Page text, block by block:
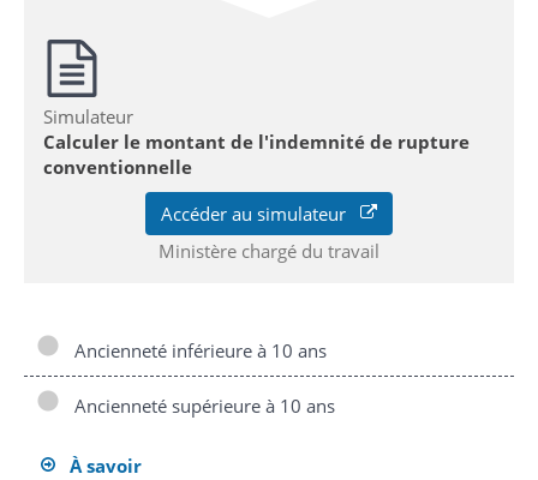
Simulateur
Calculer le montant de l'indemnité de rupture
conventionnelle
Accéder au simulateur
Ministère chargé du travail
Ancienneté inférieure à 10 ans
Ancienneté supérieure à 10 ans
À savoir